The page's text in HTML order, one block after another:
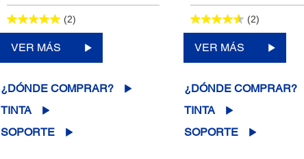
(2)
VER MÁS
¿DÓNDE COMPRAR?
TINTA
SOPORTE
(2)
VER MÁS
¿DÓNDE COMPRAR?
TINTA
SOPORTE